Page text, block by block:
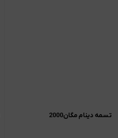
تسمه دینام مگان2000